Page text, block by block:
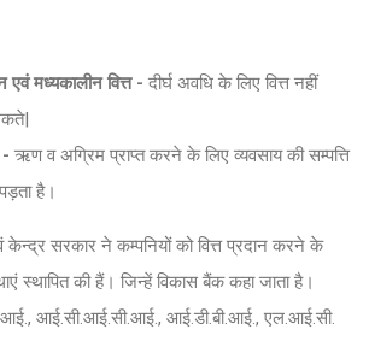
मध्यकालीन वित्त - दीर्घ अवधि के लिए वित्त नहीं
- ऋण व अग्रिम प्राप्त करने के लिए व्यवसाय की सम्पत्ति
है।
केन्द्र सरकार ने कम्पनियों को वित्त प्रदान करने के
स्थापित की हैं। जिन्हें विकास बैंक कहा जाता है।
आई.सी.आई.सी.आई., आई.डी.बी.आई., एल.आई.सी.